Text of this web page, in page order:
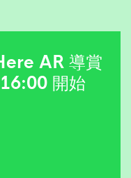
AR 導賞
開始